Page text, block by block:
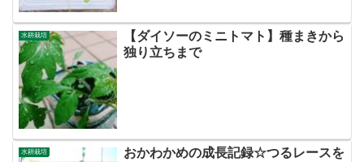
水耕栽培
【ダイソーのミニトマト】種まきから
独り立ちまで
水耕栽培
おかわかめの成長記録☆つるレースを